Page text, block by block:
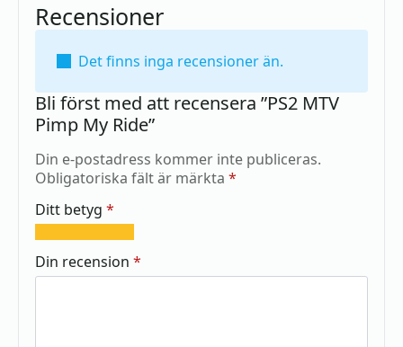
Recensioner
Det finns inga recensioner än.
Bli först med att recensera ”PS2 MTV
Pimp My Ride”
Din e-postadress kommer inte publiceras.
Obligatoriska fält är märkta *
Ditt betyg *
av
5
5
5
av
5 5
Din recension *